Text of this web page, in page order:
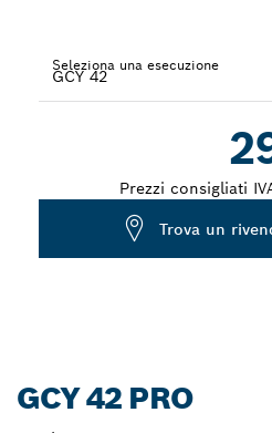
Seleziona una esecuzione
Prezzi consigliati
Trova un
GCY 42 PRO